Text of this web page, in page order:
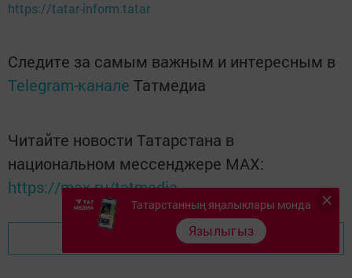
https://tatar-inform.tatar
Следите за самым важным и интересным в
Telegram-канале Татмедиа
Читайте новости Татарстана в
национальном мессенджере MАХ:
https://max.ru/tatmedia
Перейти на страницу новости
Татарстанның яңалыклары монда
Язылыгыз